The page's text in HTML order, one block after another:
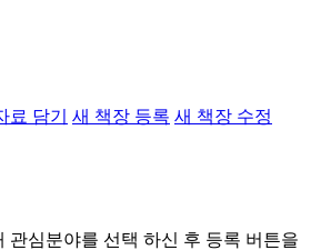
료 담기 새 책장 등록 새 책장 수정
관심분야를 선택 하신 후 등록 버튼을